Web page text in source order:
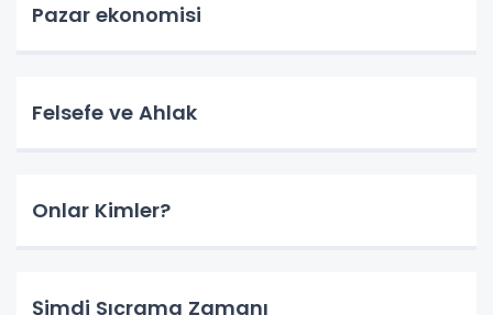
Pazar ekonomisi
Felsefe ve Ahlak
Onlar Kimler?
Şimdi Sıçrama Zamanı